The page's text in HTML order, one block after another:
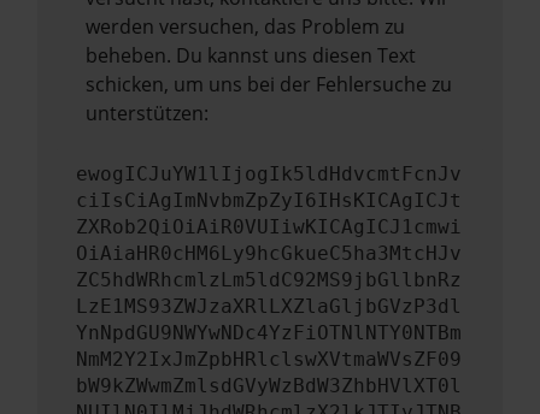
werden versuchen, das Problem zu
beheben. Du kannst uns diesen Text
schicken, um uns bei der Fehlersuche zu
unterstützen:
ewogICJuYW1lIjogIk5ldHdvcmtFcnJv
ciIsCiAgImNvbmZpZyI6IHsKICAgICJt
ZXRob2QiOiAiR0VUIiwKICAgICJ1cmwi
OiAiaHR0cHM6Ly9hcGkueC5ha3MtcHJv
ZC5hdWRhcmlzLm5ldC92MS9jbGllbnRz
LzE1MS93ZWJzaXRlLXZlaGljbGVzP3dl
YnNpdGU9NWYwNDc4YzFiOTNlNTY0NTBm
NmM2Y2IxJmZpbHRlclswXVtmaWVsZF09
bW9kZWwmZmlsdGVyWzBdW3ZhbHVlXT0l